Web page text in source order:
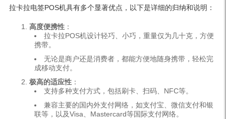
拉卡拉电签POS机具有多个显著优点，以下是详细的归纳和说明：
高度便携性：
拉卡拉POS机设计轻巧、小巧，重量仅为几十克，方便
携带。
无论是商户还是消费者，都能方便地随身携带，轻松完
成移动支付。
极高的适应性：
支持多种支付方式，包括刷卡、扫码、NFC等。
兼容主要的国内外支付网络，如支付宝、微信支付和银
联等，以及Visa、Mastercard等国际支付网络。